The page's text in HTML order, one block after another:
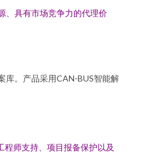
、具有市场竞争力的代理价
库。产品采用CAN-BUS智能解
师支持、项目报备保护以及